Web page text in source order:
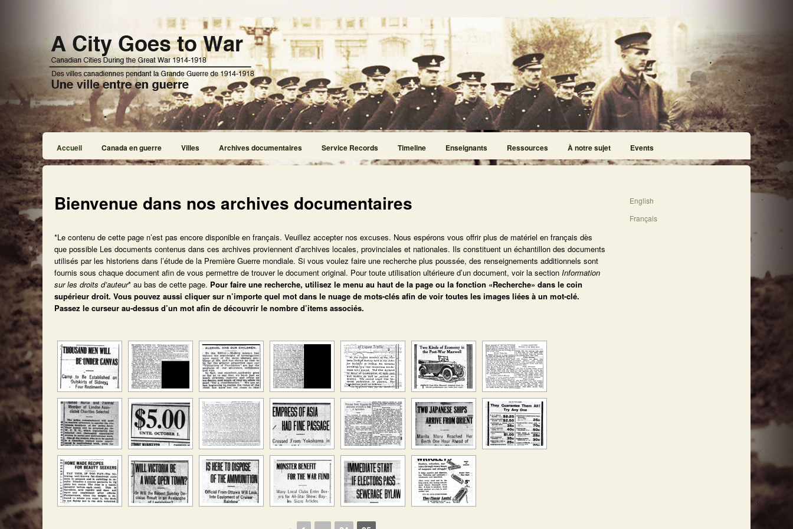
Accueil Canada en guerre Villes Archives documentaires Service Records Timeline Enseignants Ressources À notre sujet Events
Bienvenue dans nos archives documentaires
*Le contenu de cette page n’est pas encore disponible en français. Veuillez accepter nos excuses. Nous espérons vous offrir plus de matériel en français dès
que possible Les documents contenus dans ces archives proviennent d’archives locales, provinciales et nationales. Ils constituent un échantillon des documents
utilisés par les historiens dans l’étude de la Première Guerre mondiale. Si vous voulez faire une recherche plus poussée, des renseignements additionnels sont
fournis sous chaque document afin de vous permettre de trouver le document original. Pour toute utilisation ultérieure d’un document, voir la section Information
sur les droits d’auteur* au bas de cette page. Pour faire une recherche, utilisez le menu au haut de la page ou la fonction «Recherche» dans le coin
supérieur droit. Vous pouvez aussi cliquer sur n’importe quel mot dans le nuage de mots-clés afin de voir toutes les images liées à un mot-clé.
Passez le curseur au-dessus d’un mot afin de découvrir le nombre d’items associés.
English
Français